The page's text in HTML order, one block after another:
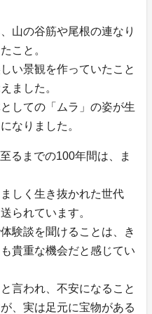
山の谷筋や尾根の連なり
こと。
い景観を作っていたこと
ました。
しての「ムラ」の姿が生
なりました。
るまでの100年間は、ま
しく生き抜かれた世代
られています。
験談を聞けることは、き
貴重な機会だと感じてい
言われ、不安になること
、実は足元に宝物がある